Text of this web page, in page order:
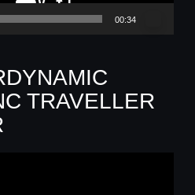
00:34
TRAVELLER